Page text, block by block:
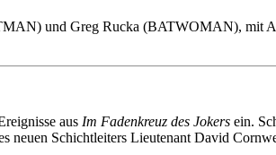
und Greg Rucka (BATWOMAN), mit
aus Im Fadenkreuz des Jokers ein.
neuen Schichtleiters Lieutenant David